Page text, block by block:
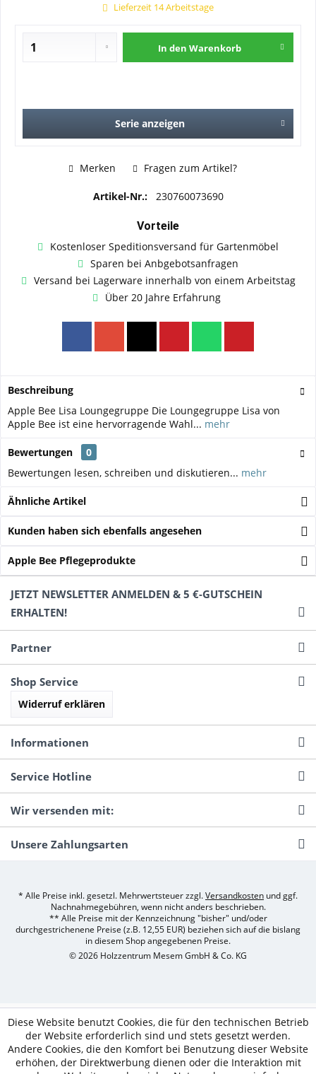
Lieferzeit 14 Arbeitstage
In den Warenkorb
Serie anzeigen
Merken Fragen zum Artikel?
Artikel-Nr.: 230760073690
Vorteile
Kostenloser Speditionsversand für Gartenmöbel
Sparen bei Anbgebotsanfragen
Versand bei Lagerware innerhalb von einem Arbeitstag
Über 20 Jahre Erfahrung
Beschreibung
Apple Bee Lisa Loungegruppe Die Loungegruppe Lisa von
Apple Bee ist eine hervorragende Wahl... mehr
Bewertungen
0
Bewertungen lesen, schreiben und diskutieren... mehr
Ähnliche Artikel
Kunden haben sich ebenfalls angesehen
Apple Bee Pflegeprodukte
JETZT NEWSLETTER ANMELDEN & 5 €-GUTSCHEIN
ERHALTEN!
Partner
Shop Service
Widerruf erklären
Informationen
Service Hotline
Wir versenden mit:
Unsere Zahlungsarten
* Alle Preise inkl. gesetzl. Mehrwertsteuer zzgl.Versandkosten und ggf.
Nachnahmegebühren, wenn nicht anders beschrieben.
** Alle Preise mit der Kennzeichnung "bisher" und/oder
durchgestrichenene Preise (z.B. 12,55 EUR) beziehen sich auf die bislang
in diesem Shop angegebenen Preise.
© 2026 Holzzentrum Mesem GmbH & Co. KG
Diese Website benutzt Cookies, die für den technischen Betrieb
der Website erforderlich sind und stets gesetzt werden.
Andere Cookies, die den Komfort bei Benutzung dieser Website
erhöhen, der Direktwerbung dienen oder die Interaktion mit